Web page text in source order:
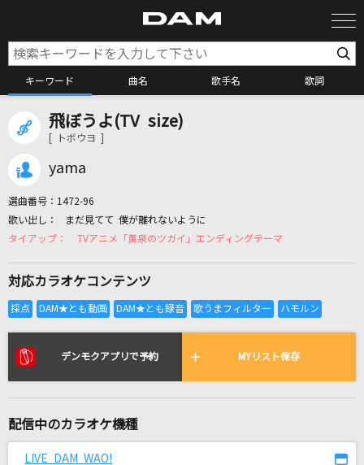
キーワード 曲名 歌手名 歌詞
カラオケ検索
カラオケリクエスト
リアルタイムで歌われている曲の一覧
XY&Z
[生音]シンデレラボーイ
Saucy Dog
飛ぼうよ(TV size)
[ トボウヨ ]
yama
選曲番号： 1472-96
まだ見てて 僕が離れないように
TVアニメ「黄泉のツガイ」エンディングテーマ
対応カラオケコンテンツ
デンモクアプリで予約 MYリスト保存
配信中のカラオケ機種
LIVE DAM WAO!